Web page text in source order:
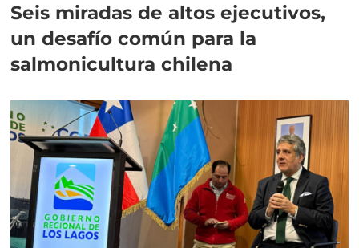
Seis miradas de altos ejecutivos,
un desafío común para la
salmonicultura chilena